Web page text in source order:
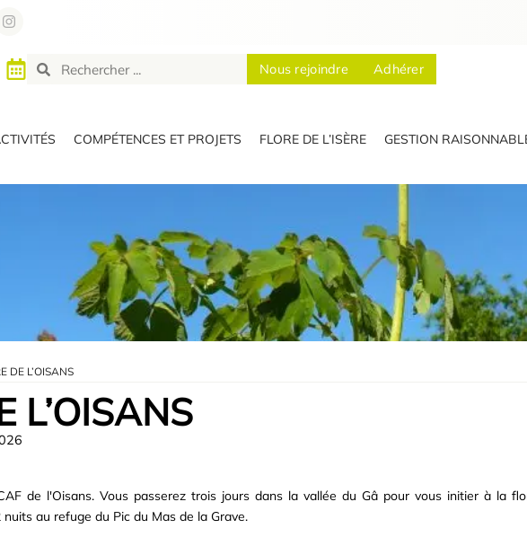
Nous rejoindre Adhérer
COMPÉTENCES ET PROJETS FLORE DE L’ISÈRE GESTION
DE L’OISANS
L’OISANS
de l'Oisans. Vous passerez trois jours dans la vallée du Gâ pour vous initier à la
au refuge du Pic du Mas de la Grave.